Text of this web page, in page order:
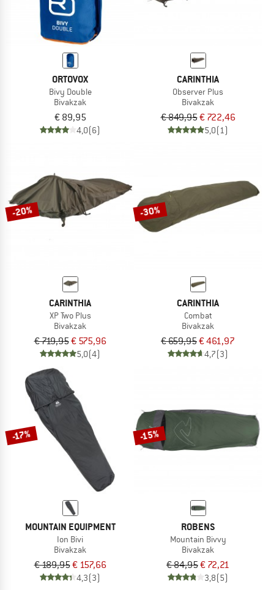
ORTOVOX
Bivy Double
Bivakzak
€ 89,95
4,0(6)
CARINTHIA
Observer Plus
Bivakzak
€ 849,95€ 722,46
5,0(1)
-20%
CARINTHIA
XP Two Plus
Bivakzak
€ 719,95€ 575,96
5,0(4)
-30%
CARINTHIA
Combat
Bivakzak
€ 659,95€ 461,97
4,7(3)
-17%
MOUNTAIN EQUIPMENT
Ion Bivi
Bivakzak
€ 189,95€ 157,66
4,3(3)
-15%
ROBENS
Mountain Bivvy
Bivakzak
€ 84,95€ 72,21
3,8(5)